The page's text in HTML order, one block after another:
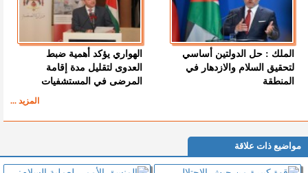
الملك : حل الدولتين أساسي
لتحقيق السلام والازدهار في
المنطقة
الهواري يؤكد أهمية ضبط
العدوى لتقليل مدة إقامة
المرضى في المستشفيات
المزيد ...
مواضيع ذات علاقة